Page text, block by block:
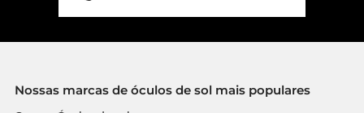
Nossas marcas de óculos de sol mais populares